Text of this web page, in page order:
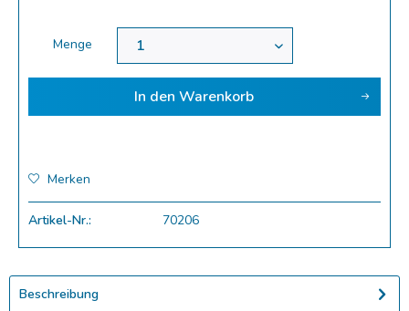
Menge
In den Warenkorb
Merken
Artikel-Nr.: 70206
Beschreibung